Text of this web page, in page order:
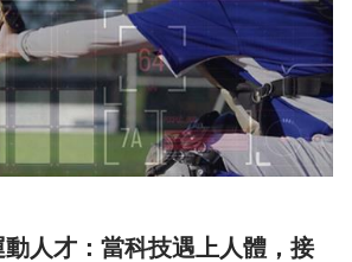
人才：當科技遇上人體，接